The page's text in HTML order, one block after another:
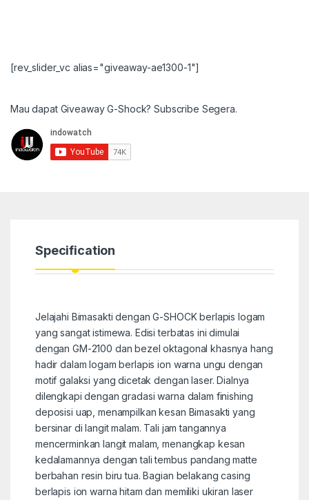
[rev_slider_vc alias="giveaway-ae1300-1"]
Mau dapat Giveaway G-Shock? Subscribe Segera.
Specification
Jelajahi Bimasakti dengan G-SHOCK berlapis logam
yang sangat istimewa. Edisi terbatas ini dimulai
dengan GM-2100 dan bezel oktagonal khasnya hang
hadir dalam logam berlapis ion warna ungu dengan
motif galaksi yang dicetak dengan laser. Dialnya
dilengkapi dengan gradasi warna dalam finishing
deposisi uap, menampilkan kesan Bimasakti yang
bersinar di langit malam. Tali jam tangannya
mencerminkan langit malam, menangkap kesan
kedalamannya dengan tali tembus pandang matte
berbahan resin biru tua. Bagian belakang casing
berlapis ion warna hitam dan memiliki ukiran laser